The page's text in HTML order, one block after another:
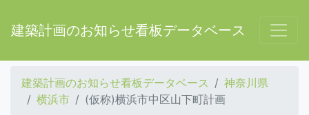
建築計画のお知らせ看板データベース
建築計画のお知らせ看板データベース
神奈川県
横浜市
(仮称)横浜市中区山下町計画